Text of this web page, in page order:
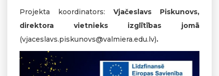
Projekta koordinators: Vjačeslavs Piskunovs,
direktora vietnieks izglītības jomā
(vjaceslavs.piskunovs@valmiera.edu.lv).